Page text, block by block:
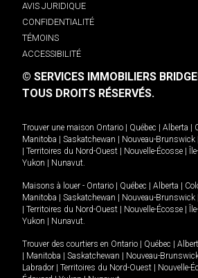
AVIS JURIDIQUE
CONFIDENTIALITÉ
TÉMOINS
ACCESSIBILITÉ
© SERVICES IMMOBILIERS
TOUS DROITS RÉSERVÉS.
Trouver une maison Ontario Québec Alberta
Manitoba
Saskatchewan Nouveau-Brunswick
Territoires du Nord-Ouest Nouvelle-Écosse
Yukon
Nunavut.
Maisons à louer - Ontario Québec Alberta
Manitoba
Saskatchewan Nouveau-Brunswick
Territoires du Nord-Ouest Nouvelle-Écosse
Yukon
Nunavut.
Trouver des courtiers en Ontario Québec
Manitoba Saskatchewan Nouveau-
Labrador
Territoires du Nord-Ouest Nouvelle-